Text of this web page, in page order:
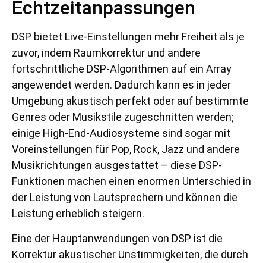
Echtzeitanpassungen
DSP bietet Live-Einstellungen mehr Freiheit als je
zuvor, indem Raumkorrektur und andere
fortschrittliche DSP-Algorithmen auf ein Array
angewendet werden. Dadurch kann es in jeder
Umgebung akustisch perfekt oder auf bestimmte
Genres oder Musikstile zugeschnitten werden;
einige High-End-Audiosysteme sind sogar mit
Voreinstellungen für Pop, Rock, Jazz und andere
Musikrichtungen ausgestattet – diese DSP-
Funktionen machen einen enormen Unterschied in
der Leistung von Lautsprechern und können die
Leistung erheblich steigern.
Eine der Hauptanwendungen von DSP ist die
Korrektur akustischer Unstimmigkeiten, die durch